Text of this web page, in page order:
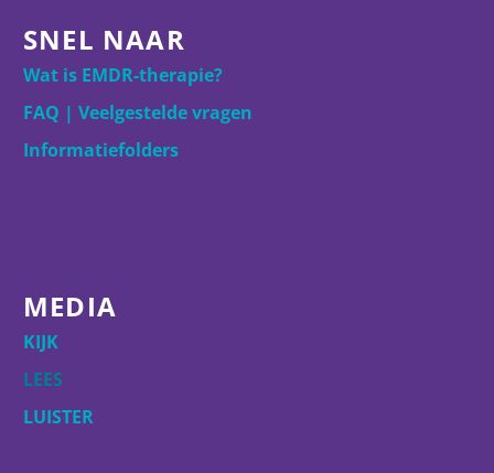
SNEL NAAR
Wat is EMDR-therapie?
FAQ | Veelgestelde vragen
Informatiefolders
MEDIA
KIJK
LEES
LUISTER